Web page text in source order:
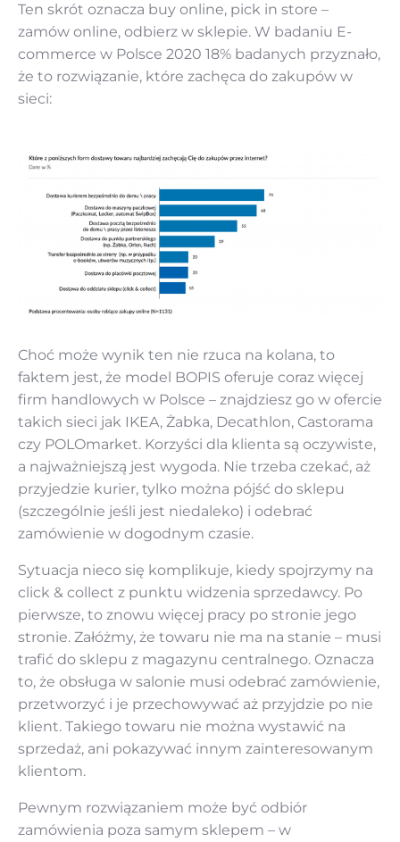
Ten skrót oznacza buy online, pick in store –
zamów online, odbierz w sklepie. W badaniu E-
commerce w Polsce 2020 18% badanych przyznało,
że to rozwiązanie, które zachęca do zakupów w
sieci:
Choć może wynik ten nie rzuca na kolana, to
faktem jest, że model BOPIS oferuje coraz więcej
firm handlowych w Polsce – znajdziesz go w ofercie
takich sieci jak IKEA, Żabka, Decathlon, Castorama
czy POLOmarket. Korzyści dla klienta są oczywiste,
a najważniejszą jest wygoda. Nie trzeba czekać, aż
przyjedzie kurier, tylko można pójść do sklepu
(szczególnie jeśli jest niedaleko) i odebrać
zamówienie w dogodnym czasie.
Sytuacja nieco się komplikuje, kiedy spojrzymy na
click & collect z punktu widzenia sprzedawcy. Po
pierwsze, to znowu więcej pracy po stronie jego
stronie. Załóżmy, że towaru nie ma na stanie – musi
trafić do sklepu z magazynu centralnego. Oznacza
to, że obsługa w salonie musi odebrać zamówienie,
przetworzyć i je przechowywać aż przyjdzie po nie
klient. Takiego towaru nie można wystawić na
sprzedaż, ani pokazywać innym zainteresowanym
klientom.
Pewnym rozwiązaniem może być odbiór
zamówienia poza samym sklepem – w